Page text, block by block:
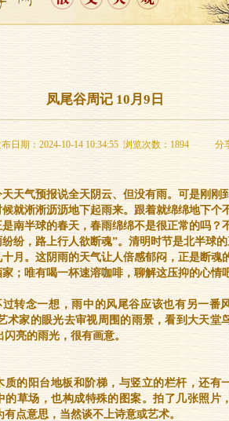
凤尾谷周记 10月9日
日期：2024-10-14 10:34:55 浏览次数：1894 分
天天气预报说全天阴云、但没有雨。可是刚刚
候就淅淅沥沥地下起雨来。跟着就绵绵地下个
是南半球的春天，春雨绵绵不是很正常的吗？
纷纷，路上行人欲断魂”。清明时节是北半球
月。这阴雨的天气让人倍感郁闷，正是断魂
；唯有喝一杯速溶咖啡，聊解这压抑的心情
过转念一想，雨中的风尾谷应该也有另一番
术家的眼光去审视周围的雨景，看到大天堂
亮的雨光，很有画意。
质的阳台地板和阶梯，与竖立的栏杆，还有
的草场，也构成特殊的图案。拍了几张照片，
有点意思，当然谈不上诗意或艺术。